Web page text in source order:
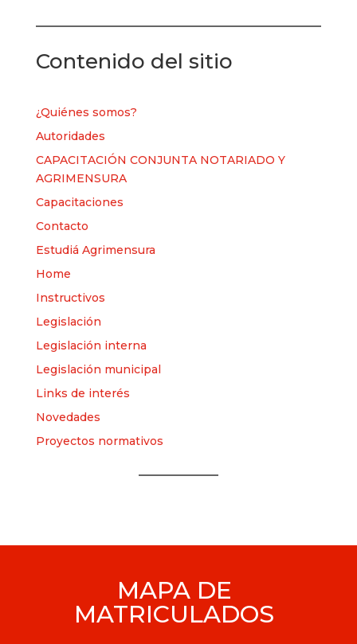
Contenido del sitio
¿Quiénes somos?
Autoridades
CAPACITACIÓN CONJUNTA NOTARIADO Y
AGRIMENSURA
Capacitaciones
Contacto
Estudiá Agrimensura
Home
Instructivos
Legislación
Legislación interna
Legislación municipal
Links de interés
Novedades
Proyectos normativos
MAPA DE
MATRICULADOS